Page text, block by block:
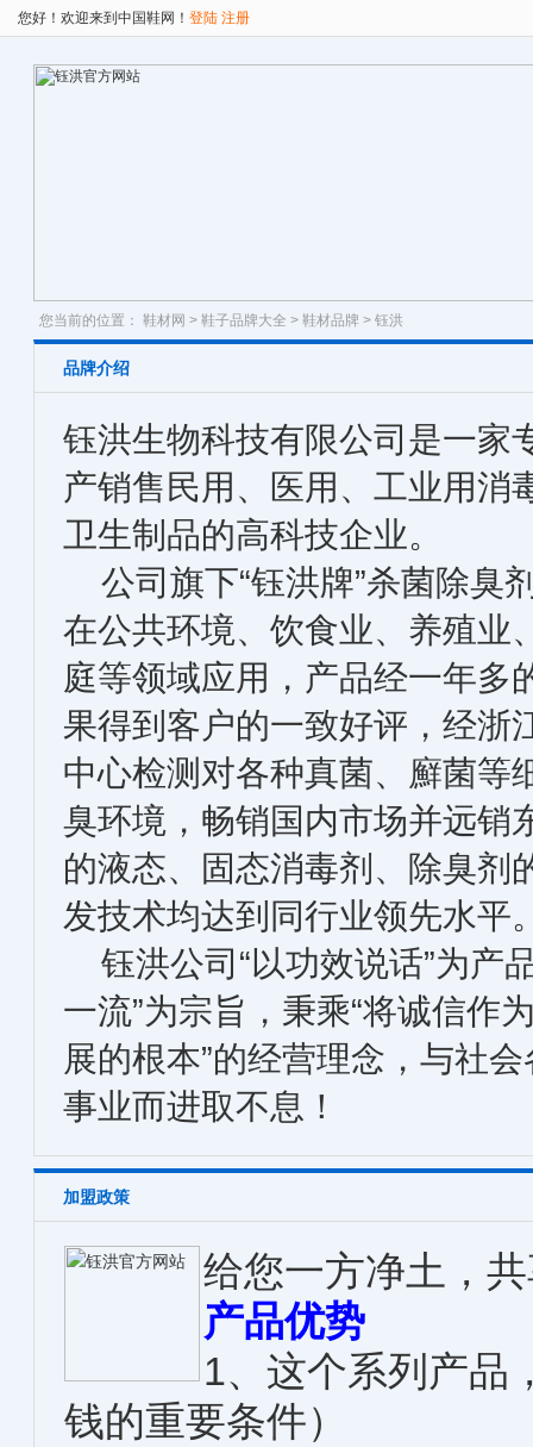
您好！欢迎来到中国鞋网！ 登陆 注册
您当前的位置： 鞋材网 > 鞋子品牌大全 > 鞋材品牌 > 钰洪
品牌介绍
钰洪生物科技有限公司是一家
产销售民用、医用、工业用消
卫生制品的高科技企业。
公司旗下“钰洪牌”杀菌除臭
在公共环境、饮食业、养殖业
庭等领域应用，产品经一年多
果得到客户的一致好评，经浙
中心检测对各种真菌、廯菌等
臭环境，畅销国内市场并远销
的液态、固态消毒剂、除臭剂
发技术均达到同行业领先水平
钰洪公司“以功效说话”为产
一流”为宗旨，秉乘“将诚信作
展的根本”的经营理念，与社
事业而进取不息！
加盟政策
给您一方净土，
产品优势
1、这个系列产品
钱的重要条件）